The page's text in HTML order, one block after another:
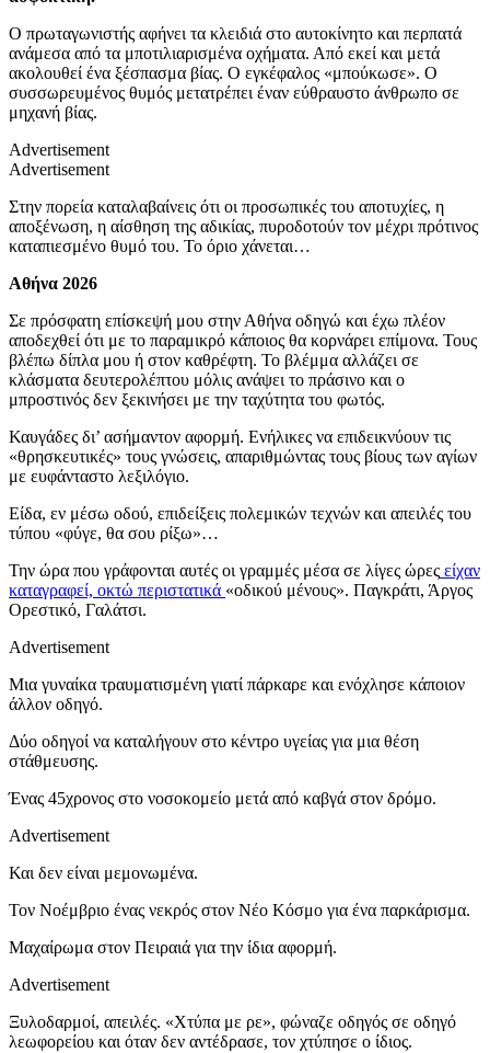
Ο πρωταγωνιστής αφήνει τα κλειδιά στο αυτοκίνητο και περπατά
ανάμεσα από τα μποτιλιαρισμένα οχήματα. Από εκεί και μετά
ακολουθεί ένα ξέσπασμα βίας. Ο εγκέφαλος «μπούκωσε». Ο
συσσωρευμένος θυμός μετατρέπει έναν εύθραυστο άνθρωπο σε
μηχανή βίας.
Advertisement
Advertisement
Στην πορεία καταλαβαίνεις ότι οι προσωπικές του αποτυχίες, η
αποξένωση, η αίσθηση της αδικίας, πυροδοτούν τον μέχρι πρότινος
καταπιεσμένο θυμό του. Το όριο χάνεται…
Αθήνα 2026
Σε πρόσφατη επίσκεψή μου στην Αθήνα οδηγώ και έχω πλέον
αποδεχθεί ότι με το παραμικρό κάποιος θα κορνάρει επίμονα. Τους
βλέπω δίπλα μου ή στον καθρέφτη. Το βλέμμα αλλάζει σε
κλάσματα δευτερολέπτου μόλις ανάψει το πράσινο και ο
μπροστινός δεν ξεκινήσει με την ταχύτητα του φωτός.
Καυγάδες δι’ ασήμαντον αφορμή. Ενήλικες να επιδεικνύουν τις
«θρησκευτικές» τους γνώσεις, απαριθμώντας τους βίους των αγίων
με ευφάνταστο λεξιλόγιο.
Είδα, εν μέσω οδού, επιδείξεις πολεμικών τεχνών και απειλές του
τύπου «φύγε, θα σου ρίξω»…
Την ώρα που γράφονται αυτές οι γραμμές μέσα σε λίγες ώρες είχαν
καταγραφεί, οκτώ περιστατικά «οδικού μένους». Παγκράτι, Άργος
Ορεστικό, Γαλάτσι.
Advertisement
Μια γυναίκα τραυματισμένη γιατί πάρκαρε και ενόχλησε κάποιον
άλλον οδηγό.
Δύο οδηγοί να καταλήγουν στο κέντρο υγείας για μια θέση
στάθμευσης.
Ένας 45χρονος στο νοσοκομείο μετά από καβγά στον δρόμο.
Advertisement
Και δεν είναι μεμονωμένα.
Τον Νοέμβριο ένας νεκρός στον Νέο Κόσμο για ένα παρκάρισμα.
Μαχαίρωμα στον Πειραιά για την ίδια αφορμή.
Advertisement
Ξυλοδαρμοί, απειλές. «Χτύπα με ρε», φώναζε οδηγός σε οδηγό
λεωφορείου και όταν δεν αντέδρασε, τον χτύπησε ο ίδιος.